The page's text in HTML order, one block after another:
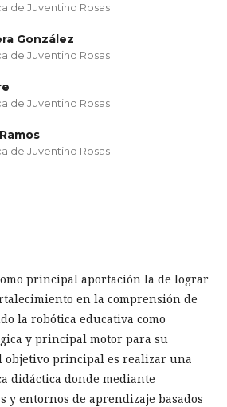
de Juventino Rosas
González
de Juventino Rosas
de Juventino Rosas
de Juventino Rosas
principal aportación la de lograr
en la comprensión de
la robótica educativa como
y principal motor para su
objetivo principal es realizar una
didáctica donde mediante
y entornos de aprendizaje basados